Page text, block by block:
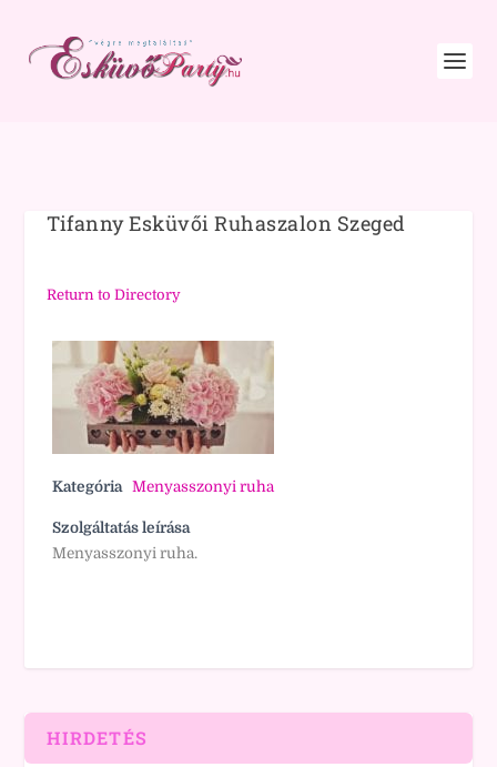
Tifanny Esküvői Ruhaszalon Szeged
Return to Directory
Kategória Menyasszonyi ruha
Szolgáltatás leírása
Menyasszonyi ruha.
HIRDETÉS